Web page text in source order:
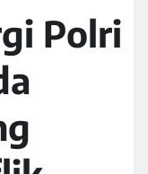
Polri